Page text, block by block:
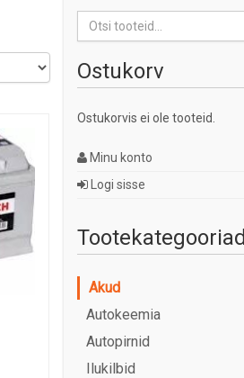
Otsi:
Ostukorv
Ostukorvis ei ole tooteid.
Minu konto
Logi sisse
Tootekategooriad
Akud
Autokeemia
Autopirnid
Ilukilbid